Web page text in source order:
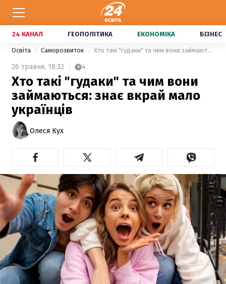
24 КАНАЛ ГЕОПОЛІТИКА ЕКОНОМІКА БІЗНЕС
Освіта Саморозвиток Хто такі "гудаки" та чим вони займаються: знає вкрай мало українців
26 травня, 18:32 4
Хто такі "гудаки" та чим вони
займаються: знає вкрай мало
українців
Олеся Кух